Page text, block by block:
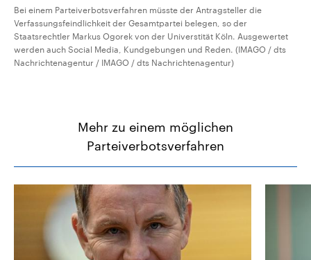
Bei einem Parteiverbotsverfahren müsste der Antragsteller die
Verfassungsfeindlichkeit der Gesamtpartei belegen, so der
Staatsrechtler Markus Ogorek von der Universtität Köln. Ausgewertet
werden auch Social Media, Kundgebungen und Reden. (IMAGO / dts
Nachrichtenagentur / IMAGO / dts Nachrichtenagentur)
Mehr zu einem möglichen
Parteiverbotsverfahren